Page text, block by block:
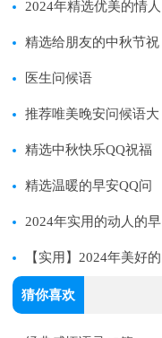
（通用160句）
2024年精选优美的情人
节微信祝福语22句
精选给朋友的中秋节祝
福语大合集51条
医生问候语
推荐唯美晚安问候语大
全60句
精选中秋快乐QQ祝福
语48句
精选温暖的早安QQ问
候语集合58条
2024年实用的动人的早
安问候语短信集合59条
【实用】2024年美好的
早安祝福语短信19条
猜你喜欢